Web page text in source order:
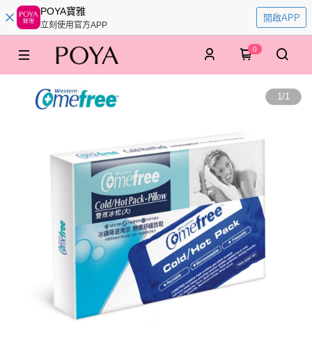
POYA寶雅
立刻使用官方APP
開啟APP
0
1/1